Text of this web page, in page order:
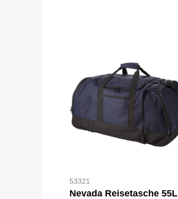
53321
Nevada Reisetasche 55L